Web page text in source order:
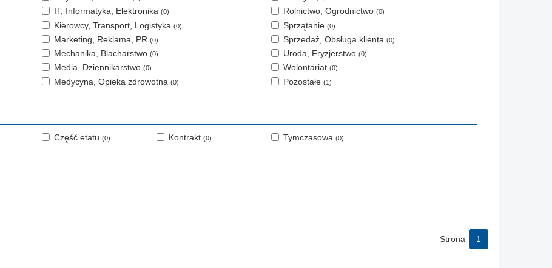
IT, Informatyka, Elektronika(0)
Kierowcy, Transport, Logistyka(0)
Marketing, Reklama, PR(0)
Mechanika, Blacharstwo(0)
Media, Dziennikarstwo(0)
Medycyna, Opieka zdrowotna(0)
Rolnictwo, Ogrodnictwo (0)
Sprzątanie (0)
Sprzedaż, Obsługa klienta (0)
Uroda, Fryzjerstwo (0)
Wolontariat (0)
Pozostałe (1)
Część etatu(0) Kontrakt (0) Tymczasowa (0)
Strona 1